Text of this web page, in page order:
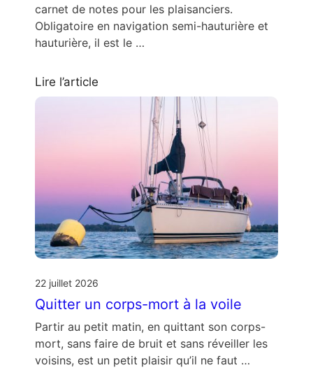
carnet de notes pour les plaisanciers.
Obligatoire en navigation semi-hauturière et
hauturière, il est le …
Lire l’article
22 juillet 2026
Quitter un corps-mort à la voile
Partir au petit matin, en quittant son corps-
mort, sans faire de bruit et sans réveiller les
voisins, est un petit plaisir qu’il ne faut …